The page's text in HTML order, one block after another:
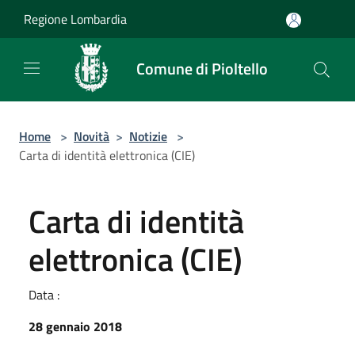
Regione Lombardia
Comune di Pioltello
Home > Novità > Notizie >
Carta di identità elettronica (CIE)
Carta di identità
elettronica (CIE)
Data :
28 gennaio 2018